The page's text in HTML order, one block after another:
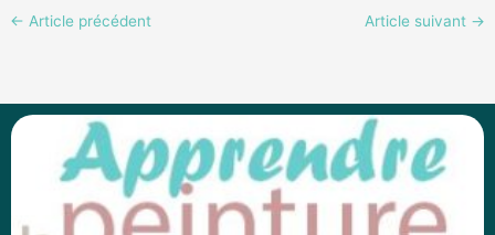
← Article précédent Article suivant →